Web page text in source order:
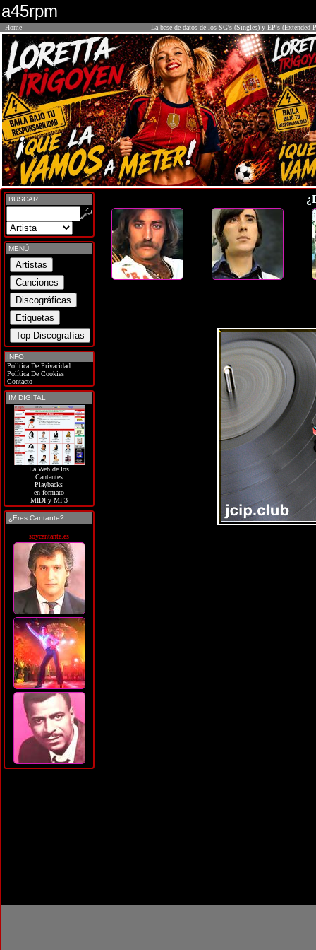
a45rpm
Home La base de datos de los SG's (Singles) y EP's (Extended
BUSCAR
MENÚ
INFO
Política De Privacidad
Política De Cookies
Contacto
IM DIGITAL
La Web de los
Cantantes
Playbacks
en formato
MIDI y MP3
¿Eres Cantante?
soycantante.es